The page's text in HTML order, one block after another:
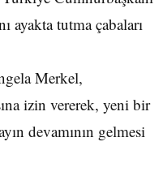
ayakta tutma çabaları
Merkel,
izin vererek, yeni bir
devamının gelmesi